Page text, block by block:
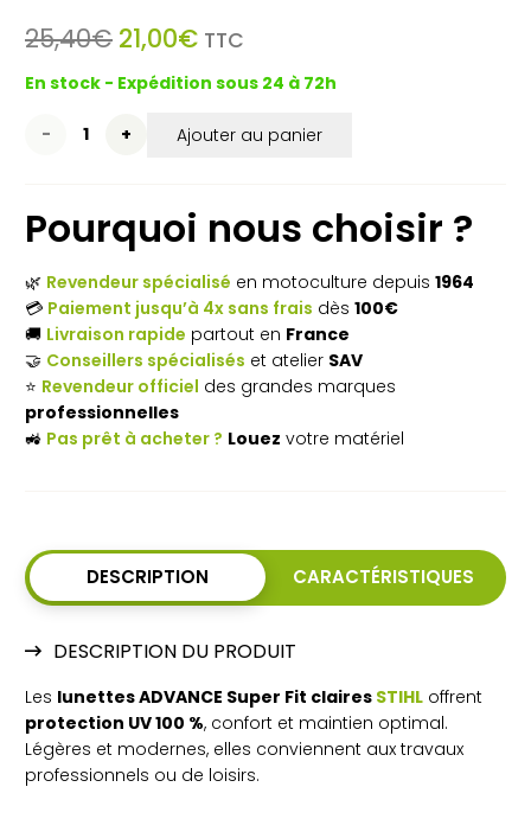
25,40€ Le
initial
25,40€.
21,00€Le
actuel
21,00€.
TTC
En stock - Expédition sous 24 à 72h
quantité
Lunettes
protection
STIHL
ADVANCE
Super
–
Légères
Ajouter au panier
Pourquoi nous choisir ?
🌿 Revendeur spécialisé en motoculture depuis 1964
💳 Paiement jusqu’à 4x sans frais dès 100€
🚚 Livraison rapide partout en France
🤝 Conseillers spécialisés et atelier SAV
⭐ Revendeur officiel des grandes marques
professionnelles
🚜 Pas prêt à acheter ? Louez votre matériel
DESCRIPTION CARACTÉRISTIQUES
DESCRIPTION DU PRODUIT
Les lunettes ADVANCE Super Fit claires STIHL offrent
protection UV 100 %, confort et maintien optimal.
Légères et modernes, elles conviennent aux travaux
professionnels ou de loisirs.